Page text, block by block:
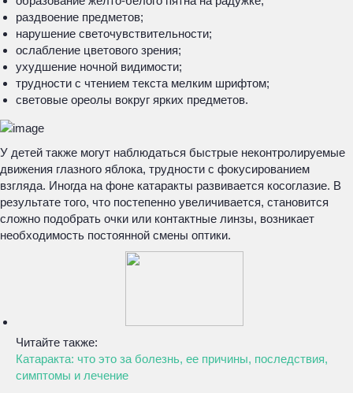
раздвоение предметов;
нарушение светочувствительности;
ослабление цветового зрения;
ухудшение ночной видимости;
трудности с чтением текста мелким шрифтом;
световые ореолы вокруг ярких предметов.
У детей также могут наблюдаться быстрые неконтролируемые
движения глазного яблока, трудности с фокусированием
взгляда. Иногда на фоне катаракты развивается косоглазие. В
результате того, что постепенно увеличивается, становится
сложно подобрать очки или контактные линзы, возникает
необходимость постоянной смены оптики.
Читайте также:
Катаракта: что это за болезнь, ее причины, последствия,
симптомы и лечение